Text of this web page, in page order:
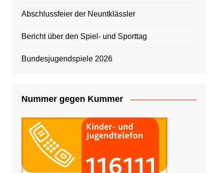
Abschlussfeier der Neuntklässler
Bericht über den Spiel- und Sporttag
Bundesjugendspiele 2026
Nummer gegen Kummer